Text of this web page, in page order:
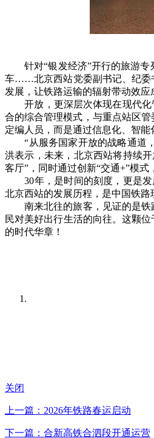
针对“银发经济”开行的旅游专
车……北京西站党委副书记、纪委
发展，让铁路运输的辐射带动效应
开放，更深层次体现在现代化
合的综合管理模式，与重点站区
定编人员，而是通过信息化、智
“从服务国家开放的战略通道，
洪表示，未来，北京西站将持续
客厅”，同时通过创新“交通+”模
30年，是时间的刻度，更是发
北京西站的发展历程，是中国铁
南来北往的旅客，见证的是铁
民对美好出行生活的向往。这颗
的时代华章！
关闭
上一篇：2026年铁路春运启动
下一篇：合新高铁合泗段开通运营